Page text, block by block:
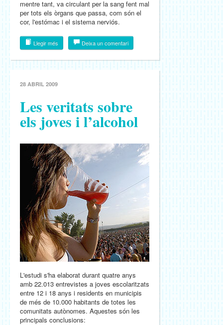
mentre tant, va circulant per la sang fent mal
per tots els òrgans que passa, com són el
cor, l'estómac i el sistema nerviós.
Llegir més Deixa un comentari
28 ABRIL 2009
Les veritats sobre
els joves i l’alcohol
L'estudi s'ha elaborat durant quatre anys
amb 22.013 entrevistes a joves escolaritzats
entre 12 i 18 anys i residents en municipis
de més de 10.000 habitants de totes les
comunitats autònomes. Aquestes són les
principals conclusions: